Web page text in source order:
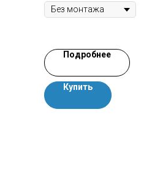
Подробнее
Купить